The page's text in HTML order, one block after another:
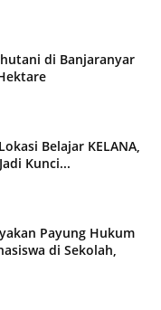
di Banjaranyar
Belajar KELANA,
Kunci...
Payung Hukum
di Sekolah,